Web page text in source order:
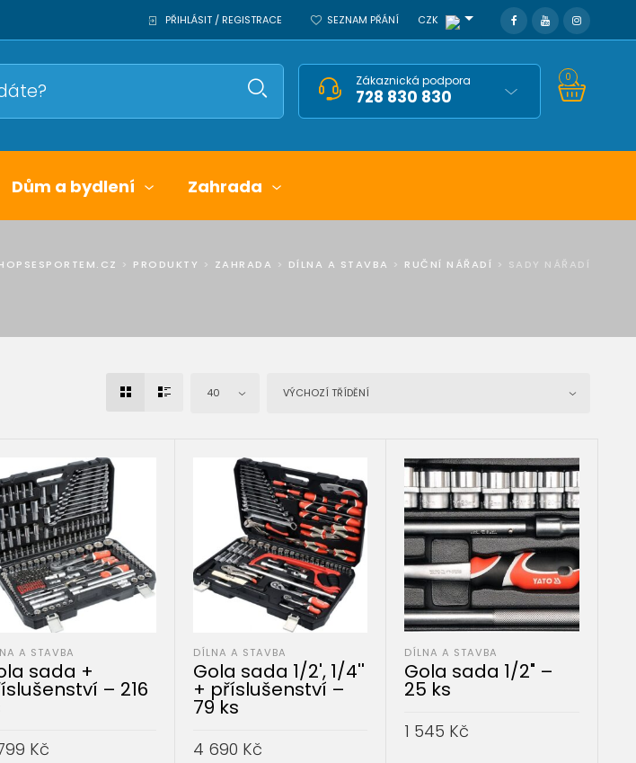
PŘIHLÁSIT / REGISTRACE SEZNAM PŘÁNÍ CZK
Zákaznická podpora
728 830 830
0
Dům a bydlení Zahrada
> PRODUKTY > ZAHRADA > DÍLNA A STAVBA > RUČNÍ NÁŘADÍ > SADY NÁŘADÍ
40 VÝCHOZÍ TŘÍDĚNÍ
A STAVBA
sada +
– 216
Kč
DÍLNA A STAVBA
Gola sada 1/2', 1/4''
+ příslušenství –
79 ks
4 690 Kč
DÍLNA A STAVBA
Gola sada 1/2" –
25 ks
1 545 Kč